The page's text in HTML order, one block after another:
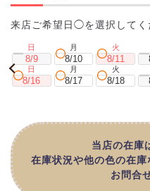
来店ご希望日◯を選択してく
日
8/9
月
8/10
火
8/11
日
8/16
月
8/17
火
8/18
当店の在庫
在庫状況や他の色の在
お問合